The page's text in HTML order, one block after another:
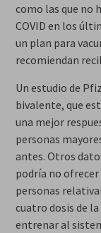
como las que no
COVID en los
un plan para
recomiendan
Un estudio de
bivalente, que
una mejor
personas
antes. Otros
podría no
personas
cuatro dosis de
entrenar al